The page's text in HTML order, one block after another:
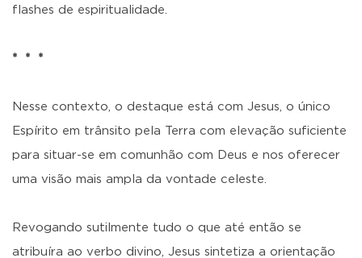
flashes de espiritualidade.
* * *
Nesse contexto, o destaque está com Jesus, o único
Espírito em trânsito pela Terra com elevação suficiente
para situar-se em comunhão com Deus e nos oferecer
uma visão mais ampla da vontade celeste.
Revogando sutilmente tudo o que até então se
atribuíra ao verbo divino, Jesus sintetiza a orientação